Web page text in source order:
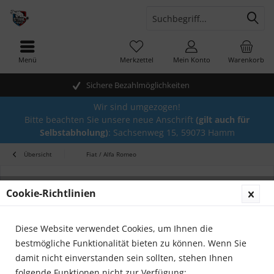
Sichere Bezahlmöglichkeiten
Warenkorb
Merkzettel Mein Konto
Menü
Wir sind umgezogen!
Bitte beachten Sie unsere neue Anschrift (gilt auch für
Selbstabholung): Sachsenweg 15, 59073 Hamm
Übersicht Fiat / Alfa Romeo
Cookie-Richtlinien
Diese Website verwendet Cookies, um Ihnen die
bestmögliche Funktionalität bieten zu können. Wenn Sie
damit nicht einverstanden sein sollten, stehen Ihnen